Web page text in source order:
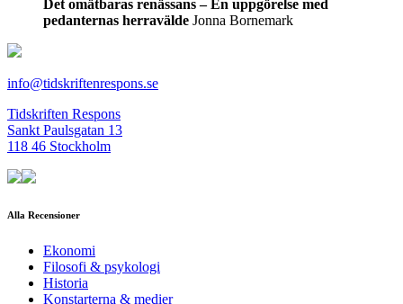
Det omätbaras renässans – En uppgörelse med
pedanternas herravälde Jonna Bornemark
info@tidskriftenrespons.se
Tidskriften Respons
Sankt Paulsgatan 13
118 46 Stockholm
Alla Recensioner
Ekonomi
Filosofi & psykologi
Historia
Konstarterna & medier